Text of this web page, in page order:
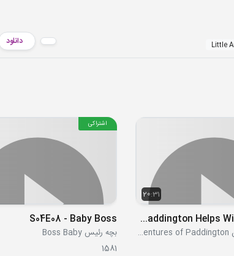
Little دانلود
20:31
S1E13-14 - Paddington and the Wardrobe - Paddington Helps With Homework
ماجراهای پدینگتون The Adventures of Paddington
اشتراکی
S04E08 - Baby Boss
بچه رئیس Boss Baby
1581